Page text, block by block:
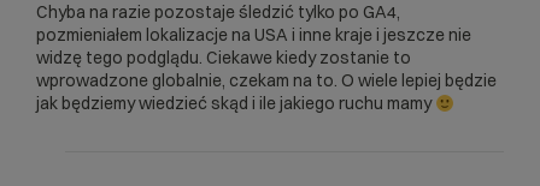
Chyba na razie pozostaje śledzić tylko po GA4,
pozmieniałem lokalizacje na USA i inne kraje i jeszcze nie
widzę tego podglądu. Ciekawe kiedy zostanie to
wprowadzone globalnie, czekam na to. O wiele lepiej będzie
jak będziemy wiedzieć skąd i ile jakiego ruchu mamy